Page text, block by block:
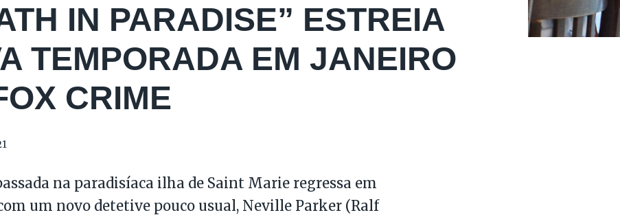
IN PARADISE” ESTREIA
TEMPORADA EM JANEIRO
CRIME
na paradisíaca ilha de Saint Marie regressa em
um novo detetive pouco usual, Neville Parker (Ralf